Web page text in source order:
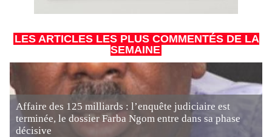
LES ARTICLES LES PLUS COMMENTÉS DE LA
SEMAINE
Affaire des 125 milliards : l’enquête judiciaire est
terminée, le dossier Farba Ngom entre dans sa phase
décisive